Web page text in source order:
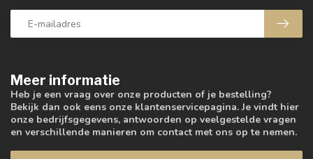
Meer informatie
Heb je een vraag over onze producten of je bestelling?
Bekijk dan ook eens onze klantenservicepagina. Je vindt hier
onze bedrijfsgegevens, antwoorden op veelgestelde vragen
en verschillende manieren om contact met ons op te nemen.